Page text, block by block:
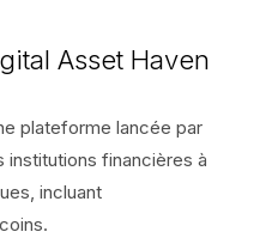
Asset Haven
plateforme lancée par
institutions financières à
incluant